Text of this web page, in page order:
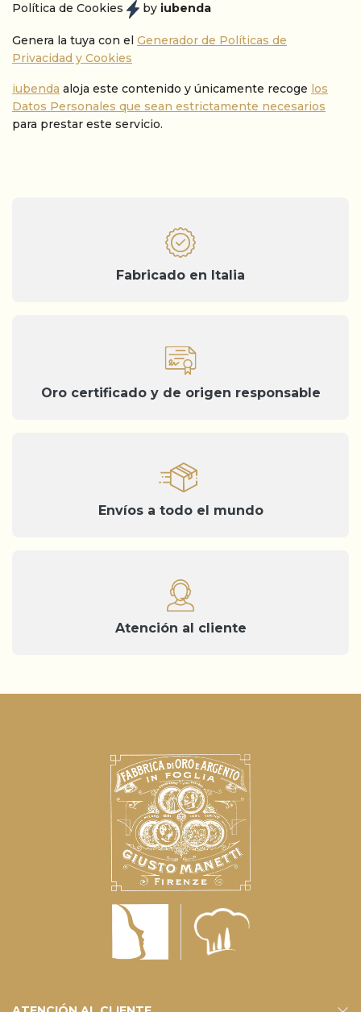
Política de Cookies by iubenda
Genera la tuya con el Generador de Políticas de
Privacidad y Cookies
iubenda aloja este contenido y únicamente recoge los
Datos Personales que sean estrictamente necesarios
para prestar este servicio.
Fabricado en Italia
Oro certificado y de origen responsable
Envíos a todo el mundo
Atención al cliente